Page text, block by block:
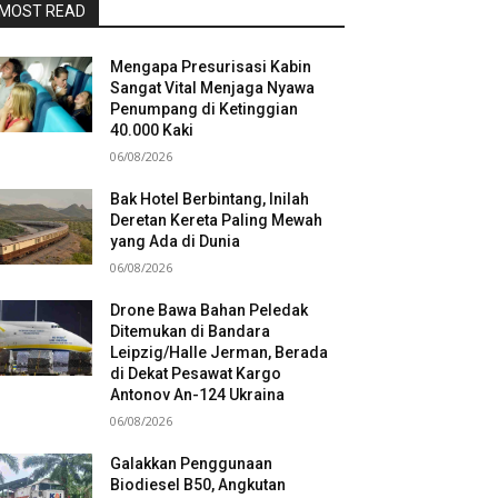
READ
Mengapa Presurisasi Kabin
Sangat Vital Menjaga Nyawa
Penumpang di Ketinggian
40.000 Kaki
06/08/2026
Bak Hotel Berbintang, Inilah
Deretan Kereta Paling Mewah
yang Ada di Dunia
06/08/2026
Drone Bawa Bahan Peledak
Ditemukan di Bandara
Leipzig/Halle Jerman, Berada
di Dekat Pesawat Kargo
Antonov An-124 Ukraina
06/08/2026
Galakkan Penggunaan
Biodiesel B50, Angkutan